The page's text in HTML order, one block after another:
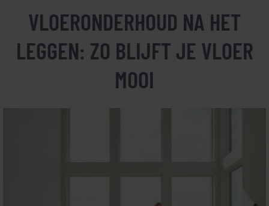
VLOERONDERHOUD NA HET
LEGGEN: ZO BLIJFT JE VLOER
MOOI